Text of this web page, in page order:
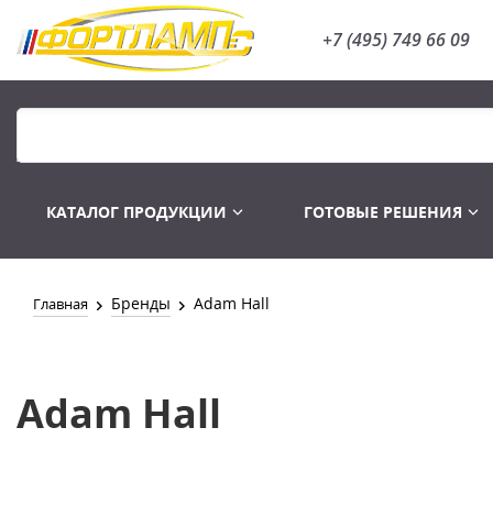
+7 (495) 749 66 09
КАТАЛОГ ПРОДУКЦИИ ГОТОВЫЕ РЕШЕНИЯ
Главная Бренды Adam Hall
Adam Hall